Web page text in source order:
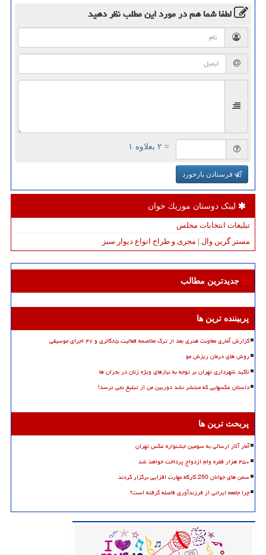
لطفا شما همدر مورد این مطلبنظر دهید
= ۲ بعلاوه ۱
فرستادن بازخورد
لینک دوستان موزیك خوان
تبلیغات انتخابات مجلس
مستر گرین وال | مجری و طراح انواع دیوار سبز
جدیدترین مطالب
پربیننده ترین ها
گزارش آماری معاونت هنری بعد از ترک مخاصمه فعالیت ۸۵گالری و ۴۷ اجرای موسیقی
روش های درمان ریزش مو
تاکید شهرداری تهران بر توجه به نیازهای ویژه زنان در بحران ها
داستان عکسهایی که منتشر نشد دوربین من از تبلیغ نمی ترسد!
پربحث ترین ها
آمار آثار ارسالی به سومین جشنواره عکس تهران
۴۵۰ هزار فقره وام ازدواج پرداخت خواهد شد
سمن های جوانان 250 کارگاه مهارت افزایی برگزار کردند
چرا جامعه ایرانی از فرزندآوری فاصله گرفته است؟